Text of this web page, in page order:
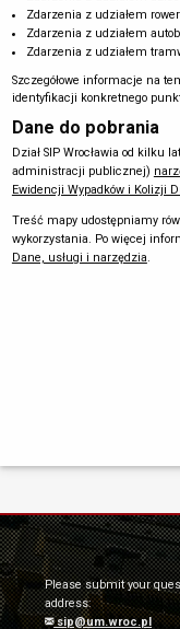
Zdarzenia z udziałem
Zdarzenia z udziałem
Zdarzenia z udziałem
Szczegółowe informacje na
identyfikacji konkretnego
Dane do pobrania
Dział SIP Wrocławia od kilku
administracji publicznej)
Ewidencji Wypadków i Kolizji
Treść mapy udostępniamy
wykorzystania. Po więcej
Dane, usługi i narzędzia.
Please submit your
address:
sip@um.wroc.pl